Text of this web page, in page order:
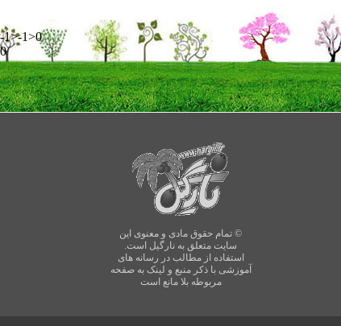
-1>-1>0
0
© تمام حقوق مادی و معنوی این
سایت متعلق به نارگیل است.
استفاده از مطالب در رسانه های
آموزشی با ذکر منبع و لینک به صفحه
مربوطه بلا مانع است